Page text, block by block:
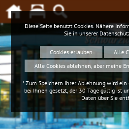
Diese Seite benutzt Cookies. Nähere
Sie in unserer
Cookies erlauben
Alle
Alle Cookies ablehnen, aber meine
* Zum Speichern Ihrer Ablehnung wird
bei Ihnen gesetzt, der 30 Tage gültig ist
Daten über Sie